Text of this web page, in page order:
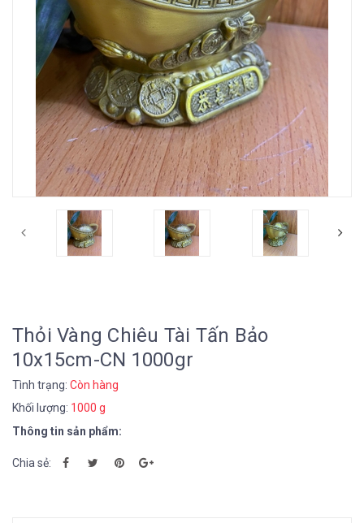
Thỏi Vàng Chiêu Tài Tấn Bảo
10x15cm-CN 1000gr
Tình trạng: Còn hàng
Khối lượng: 1000 g
Thông tin sản phẩm:
Chia sẻ: